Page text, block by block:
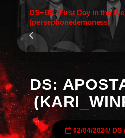
DS+BC: First Day in the
(persephonedemoness)
DS:
02/04/2024/ DS /